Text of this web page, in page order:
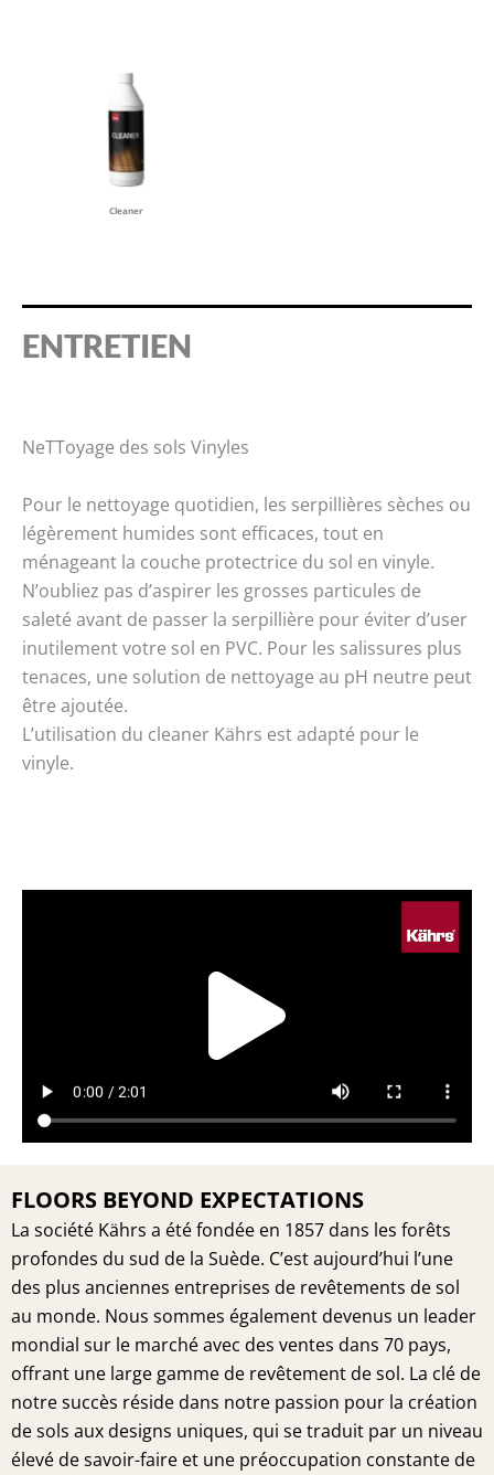
Cleaner
ENTRETIEN
NeTToyage des sols Vinyles
Pour le nettoyage quotidien, les serpillières sèches ou
légèrement humides sont efficaces, tout en
ménageant la couche protectrice du sol en vinyle.
N’oubliez pas d’aspirer les grosses particules de
saleté avant de passer la serpillière pour éviter d’user
inutilement votre sol en PVC. Pour les salissures plus
tenaces, une solution de nettoyage au pH neutre peut
être ajoutée.
L’utilisation du cleaner Kährs est adapté pour le
vinyle.
Play
FLOORS BEYOND EXPECTATIONS
La société Kährs a été fondée en 1857 dans les forêts
profondes du sud de la Suède. C’est aujourd’hui l’une
des plus anciennes entreprises de revêtements de sol
au monde. Nous sommes également devenus un leader
mondial sur le marché avec des ventes dans 70 pays,
offrant une large gamme de revêtement de sol. La clé de
notre succès réside dans notre passion pour la création
de sols aux designs uniques, qui se traduit par un niveau
élevé de savoir-faire et une préoccupation constante de